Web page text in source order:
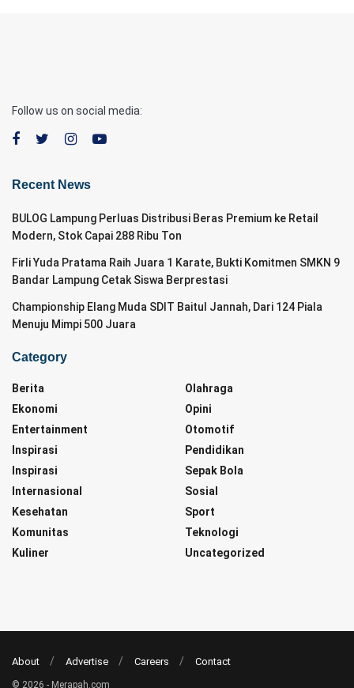
Follow us on social media:
Recent News
BULOG Lampung Perluas Distribusi Beras Premium ke Retail
Modern, Stok Capai 288 Ribu Ton
Firli Yuda Pratama Raih Juara 1 Karate, Bukti Komitmen SMKN 9
Bandar Lampung Cetak Siswa Berprestasi
Championship Elang Muda SDIT Baitul Jannah, Dari 124 Piala
Menuju Mimpi 500 Juara
Category
Berita
Ekonomi
Entertainment
Inspirasi
Inspirasi
Internasional
Kesehatan
Komunitas
Kuliner
Olahraga
Opini
Otomotif
Pendidikan
Sepak Bola
Sosial
Sport
Teknologi
Uncategorized
About Advertise Careers Contact
© 2026 - Merapah.com